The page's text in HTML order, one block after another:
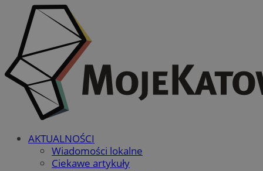
AKTUALNOŚCI
Wiadomości lokalne
Ciekawe artykuły